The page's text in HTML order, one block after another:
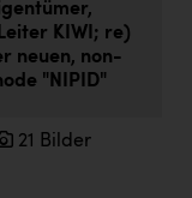
KIWI; re)
neuen, non-
"NIPID"
21 Bilder